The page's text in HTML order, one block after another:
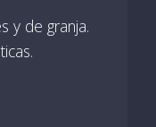
y de granja.